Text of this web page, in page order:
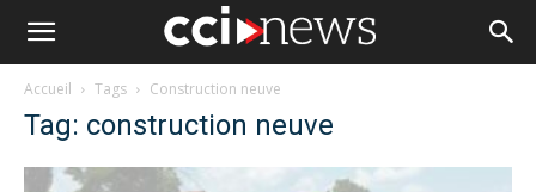
Accueil Tags Construction neuve
Tag: construction neuve